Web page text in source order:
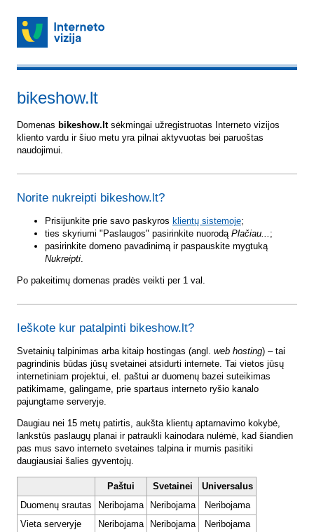
bikeshow.lt
Domenas bikeshow.ltsėkmingai užregistruotas Interneto vizijos
kliento vardu ir šiuo metu yra pilnai aktyvuotas bei paruoštas
naudojimui.
Norite nukreipti bikeshow.lt?
Prisijunkite prie savo paskyros klientų sistemoje;
ties skyriumi "Paslaugos" pasirinkite nuorodą Plačiau... ;
pasirinkite domeno pavadinimą ir paspauskite mygtuką
Nukreipti.
Po pakeitimų domenas pradės veikti per 1 val.
Ieškote kur patalpinti bikeshow.lt?
Svetainių talpinimas arba kitaip hostingas (angl. web hosting) – tai
pagrindinis būdas jūsų svetainei atsidurti internete. Tai vietos jūsų
internetiniam projektui, el. paštui ar duomenų bazei suteikimas
patikimame, galingame, prie spartaus interneto ryšio kanalo
pajungtame serveryje.
Daugiau nei 15 metų patirtis, aukšta klientų aptarnavimo kokybė,
lankstūs paslaugų planai ir patraukli kainodara nulėmė, kad šiandien
pas mus savo interneto svetaines talpina ir mumis pasitiki
daugiausiai šalies gyventojų.
Paštui Svetainei
Universalus
Duomenų srautas
Neribojama Neribojama
Neribojama
Vieta serveryje
Neribojama Neribojama
Neribojama